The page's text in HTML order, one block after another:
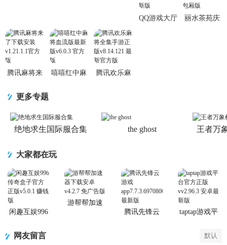
QQ游戏大厅
丽水茶苑庆
腾讯麻将来
v1.21.1.1官
嘻嘻红中麻
腾讯欢乐麻
新官
更多专题
绝地求生国际服合集 the ghost 王者万
大家都在玩
闲趣互娱996
游帮帮加速
腾讯先锋云
taptap游戏平
网友留言 默认